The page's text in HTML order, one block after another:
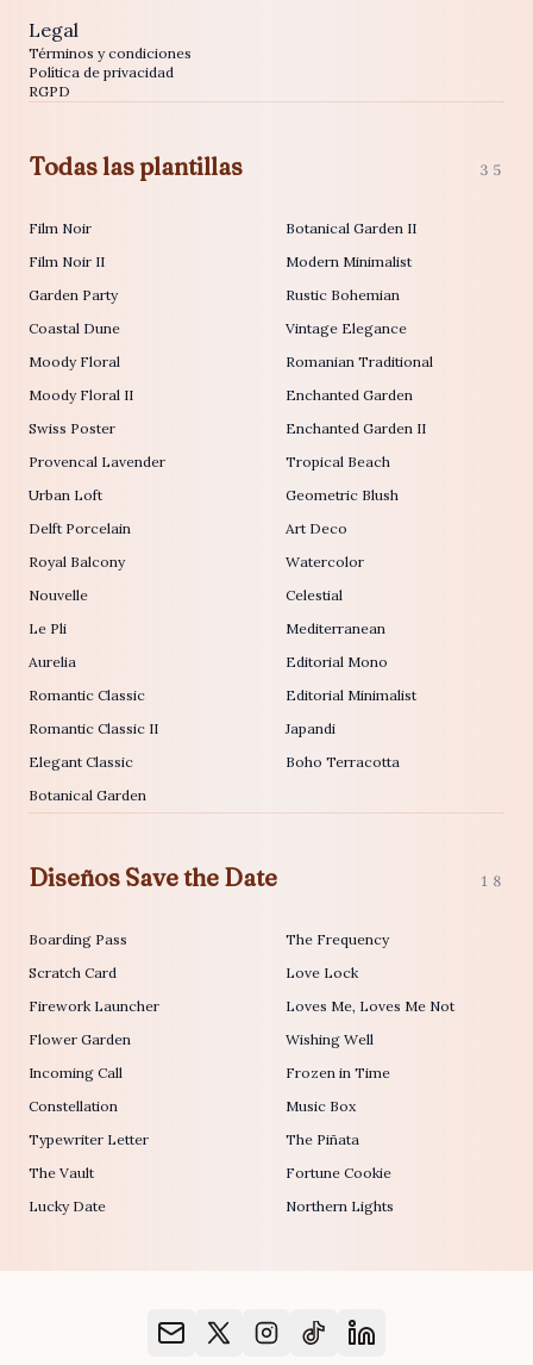
Legal
Términos y condiciones
Política de privacidad
RGPD
Todas las plantillas 35
Film Noir
Film Noir II
Garden Party
Coastal Dune
Moody Floral
Moody Floral II
Swiss Poster
Provencal Lavender
Urban Loft
Delft Porcelain
Royal Balcony
Nouvelle
Le Pli
Aurelia
Romantic Classic
Romantic Classic II
Elegant Classic
Botanical Garden
Botanical Garden II
Modern Minimalist
Rustic Bohemian
Vintage Elegance
Romanian Traditional
Enchanted Garden
Enchanted Garden II
Tropical Beach
Geometric Blush
Art Deco
Watercolor
Celestial
Mediterranean
Editorial Mono
Editorial Minimalist
Japandi
Boho Terracotta
Diseños Save the Date 18
Boarding Pass
Scratch Card
Firework Launcher
Flower Garden
Incoming Call
Constellation
Typewriter Letter
The Vault
Lucky Date
The Frequency
Love Lock
Loves Me, Loves Me Not
Wishing Well
Frozen in Time
Music Box
The Piñata
Fortune Cookie
Northern Lights